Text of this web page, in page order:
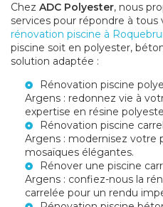
Chez ADC Polyester, nous
services pour répondre à
rénovation piscine à
piscine soit en polyester,
solution adaptée :
Rénovation piscine
Argens : redonnez vie à
expertise en résine
Rénovation piscine
Argens : modernisez votre
mosaïques élégantes.
Rénover une piscine
Argens : confiez-nous la
carrelée pour un rendu